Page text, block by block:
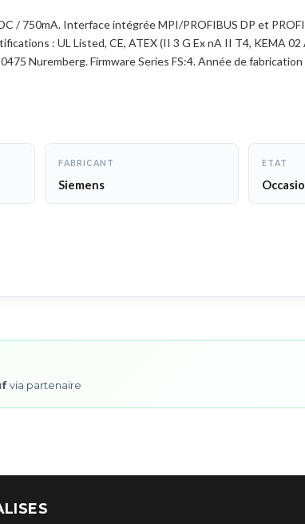
/ 750mA. Interface intégrée MPI/PROFIBUS DP et
: UL Listed, CE, ATEX (II 3 G Ex nA II T4, KEMA 02
Nuremberg. Firmware Series FS:4. Année de
FABRICANT
Siemens
ETAT
via partenaire